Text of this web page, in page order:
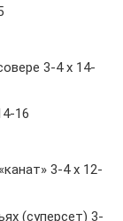
3-4 х 14-
16
3-4 х 12-
(суперсет) 3-